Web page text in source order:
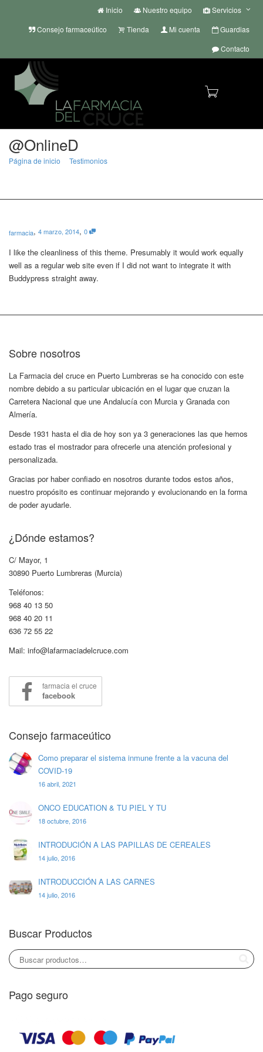
Inicio Nuestro equipo
Servicios
Consejo farmaceútico
Tienda Mi cuenta
Guardias
Contacto
@OnlineD
Página de inicio Testimonios
farmacia, 4 marzo, 2014, 0
I like the cleanliness of this theme. Presumably it would work equally
well as a regular web site even if I did not want to integrate it with
Buddypress straight away.
Sobre nosotros
La Farmacia del cruce en Puerto Lumbreras se ha conocido con este
nombre debido a su particular ubicación en el lugar que cruzan la
Carretera Nacional que une Andalucía con Murcia y Granada con
Almería.
Desde 1931 hasta el dia de hoy son ya 3 generaciones las que hemos
estado tras el mostrador para ofrecerle una atención profesional y
personalizada.
Gracias por haber confiado en nosotros durante todos estos años,
nuestro propósito es continuar mejorando y evolucionando en la forma
de poder ayudarle.
¿Dónde estamos?
C/ Mayor, 1
30890 Puerto Lumbreras (Murcia)
Teléfonos:
968 40 13 50
968 40 20 11
636 72 55 22
Mail: info@lafarmaciadelcruce.com
farmacia el cruce
facebook
Consejo farmaceútico
Como preparar el sistema inmune frente a la vacuna del
COVID-19
16 abril, 2021
ONCO EDUCATION & TU PIEL Y TU
18 octubre, 2016
INTRODUCIÓN A LAS PAPILLAS DE CEREALES
14 julio, 2016
INTRODUCCIÓN A LAS CARNES
14 julio, 2016
Buscar Productos
Pago seguro